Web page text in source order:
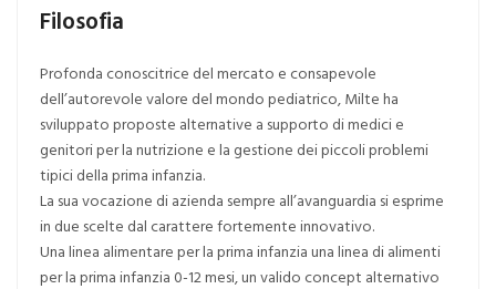
Filosofia
Profonda conoscitrice del mercato e consapevole
dell’autorevole valore del mondo pediatrico, Milte ha
sviluppato proposte alternative a supporto di medici e
genitori per la nutrizione e la gestione dei piccoli problemi
tipici della prima infanzia.
La sua vocazione di azienda sempre all’avanguardia si esprime
in due scelte dal carattere fortemente innovativo.
Una linea alimentare per la prima infanzia una linea di alimenti
per la prima infanzia 0-12 mesi, un valido concept alternativo